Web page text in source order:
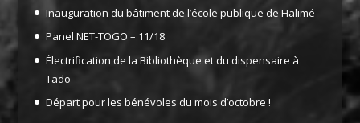
Inauguration du bâtiment de l’école publique de Halimé
Panel NET-TOGO – 11/18
Électrification de la Bibliothèque et du dispensaire à
Tado
Départ pour les bénévoles du mois d’octobre !